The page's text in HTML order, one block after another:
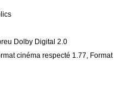
Dolby Digital 2.0
cinéma respecté 1.77, Format